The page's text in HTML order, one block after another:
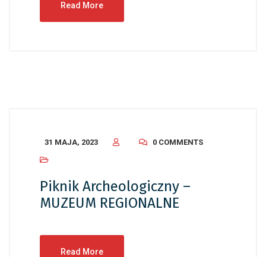
Read More
31 MAJA, 2023 0 COMMENTS
Piknik Archeologiczny –
MUZEUM REGIONALNE
Read More